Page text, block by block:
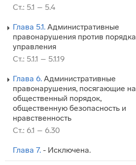
Ст.: 5.1 – 5.4
Глава 5.1. Административные
правонарушения против порядка
управления
Ст.: 5.1.1 – 5.1.19
Глава 6. Административные
правонарушения, посягающие на
общественный порядок,
общественную безопасность и
нравственность
Ст.: 6.1 – 6.30
Глава 7. - Исключена.